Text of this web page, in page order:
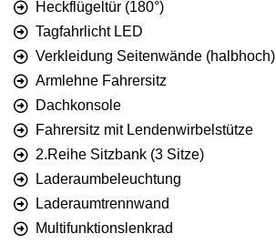
Heckflügeltür (180°)
Tagfahrlicht LED
Verkleidung Seitenwände (halbhoch)
Armlehne Fahrersitz
Dachkonsole
Fahrersitz mit Lendenwirbelstütze
2.Reihe Sitzbank (3 Sitze)
Laderaumbeleuchtung
Laderaumtrennwand
Multifunktionslenkrad